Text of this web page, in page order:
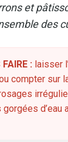
et
des
: laisser
compter sur
d’eau